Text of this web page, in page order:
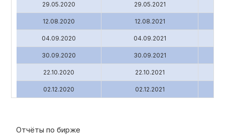
29.05.2020 29.05.2021
12.08.2020 12.08.2021
04.09.2020 04.09.2021
30.09.2020 30.09.2021
22.10.2020 22.10.2021
02.12.2020 02.12.2021
Отчёты по бирже